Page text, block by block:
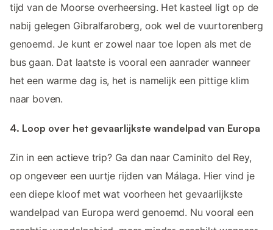
tijd van de Moorse overheersing. Het kasteel ligt op de
nabij gelegen Gibralfaroberg, ook wel de vuurtorenberg
genoemd. Je kunt er zowel naar toe lopen als met de
bus gaan. Dat laatste is vooral een aanrader wanneer
het een warme dag is, het is namelijk een pittige klim
naar boven.
4. Loop over het gevaarlijkste wandelpad van Europa
Zin in een actieve trip? Ga dan naar Caminito del Rey,
op ongeveer een uurtje rijden van Málaga. Hier vind je
een diepe kloof met wat voorheen het gevaarlijkste
wandelpad van Europa werd genoemd. Nu vooral een